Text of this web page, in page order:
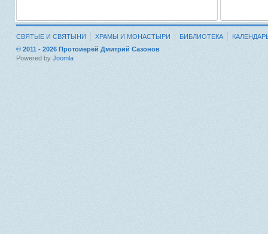
СВЯТЫЕ И СВЯТЫНИ ХРАМЫ И МОНАСТЫРИ БИБЛИОТЕКА
© 2011 - 2026 Протоиерей Дмитрий Сазонов
Powered by Joomla